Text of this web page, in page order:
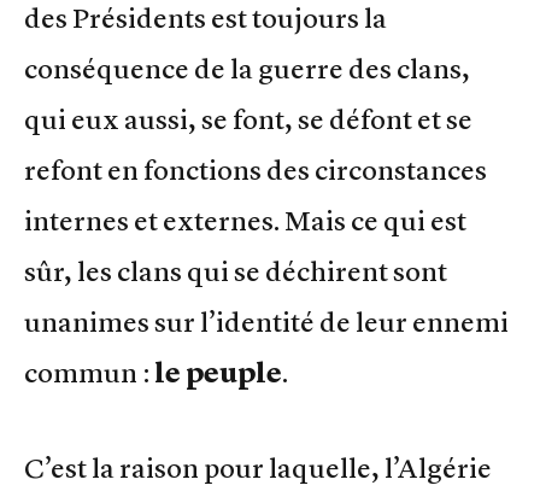
des Présidents est toujours la
conséquence de la guerre des clans,
qui eux aussi, se font, se défont et se
refont en fonctions des circonstances
internes et externes. Mais ce qui est
sûr, les clans qui se déchirent sont
unanimes sur l’identité de leur ennemi
commun : le peuple.
C’est la raison pour laquelle, l’Algérie